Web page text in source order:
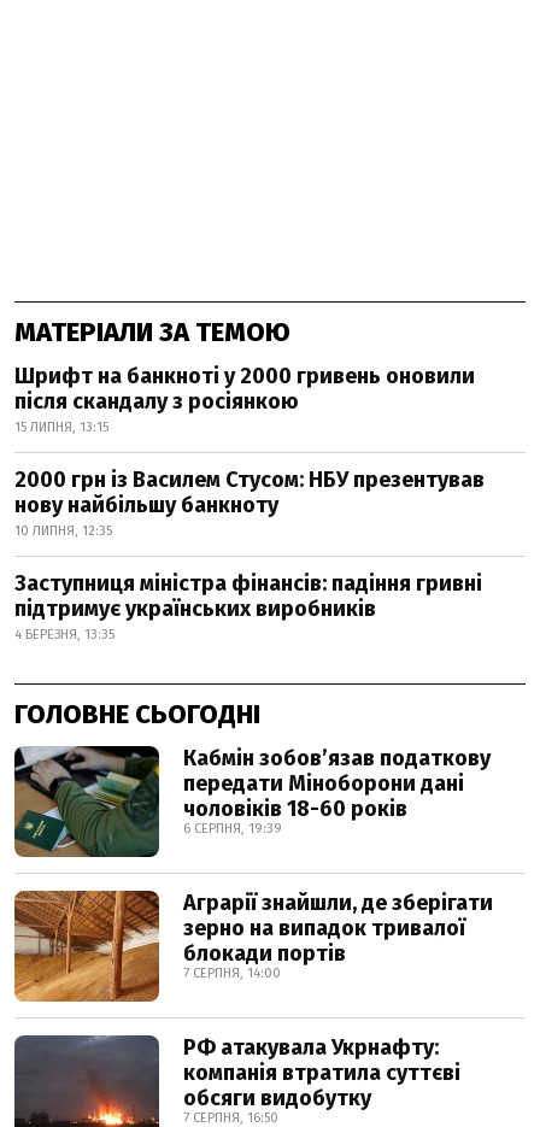
МАТЕРІАЛИ ЗА ТЕМОЮ
Шрифт на банкноті у 2000 гривень оновили
після скандалу з росіянкою
15 ЛИПНЯ, 13:15
2000 грн із Василем Стусом: НБУ презентував
нову найбільшу банкноту
10 ЛИПНЯ, 12:35
Заступниця міністра фінансів: падіння гривні
підтримує українських виробників
4 БЕРЕЗНЯ, 13:35
ГОЛОВНЕ СЬОГОДНІ
Кабмін зобовʼязав податкову
передати Міноборони дані
чоловіків 18-60 років
6 СЕРПНЯ, 19:39
Аграрії знайшли, де зберігати
зерно на випадок тривалої
блокади портів
7 СЕРПНЯ, 14:00
РФ атакувала Укрнафту:
компанія втратила суттєві
обсяги видобутку
7 СЕРПНЯ, 16:50